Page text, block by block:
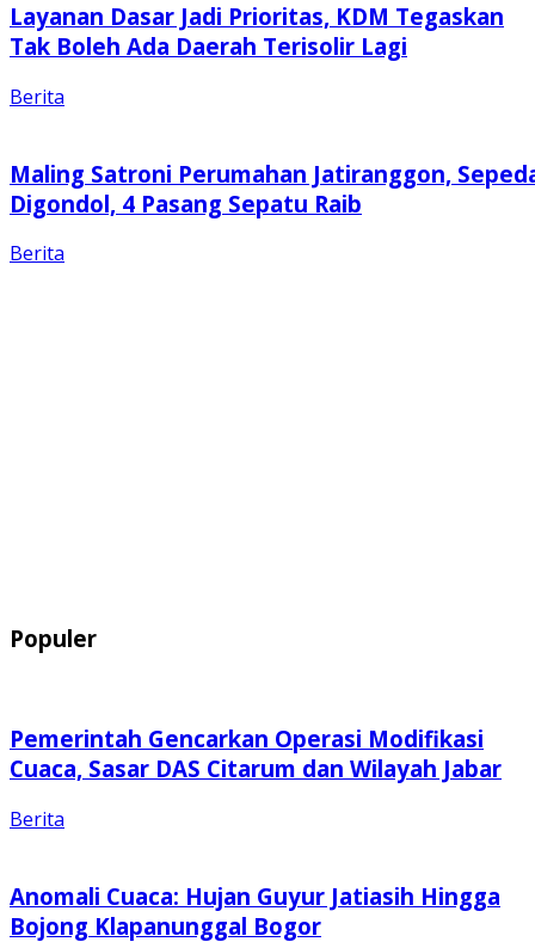
Layanan Dasar Jadi Prioritas, KDM Tegaskan
Tak Boleh Ada Daerah Terisolir Lagi
Berita
Maling Satroni Perumahan Jatiranggon,
Digondol, 4 Pasang Sepatu Raib
Berita
Populer
Pemerintah Gencarkan Operasi Modifikasi
Cuaca, Sasar DAS Citarum dan Wilayah Jabar
Berita
Anomali Cuaca: Hujan Guyur Jatiasih Hingga
Bojong Klapanunggal Bogor